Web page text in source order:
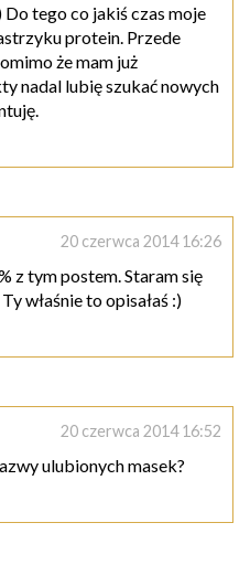
Do tego co jakiś czas moje
protein. Przede
że mam już
nadal lubię szukać nowych
20 czerwca 2014 16:26
z tym postem. Staram się
właśnie to opisałaś :)
20 czerwca 2014 16:52
ulubionych masek?